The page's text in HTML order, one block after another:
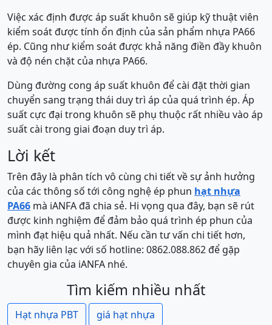
Việc xác định được áp suất khuôn sẽ giúp kỹ thuật viên
kiểm soát được tính ổn định của sản phẩm nhựa PA66
ép. Cũng như kiểm soát được khả năng điền đầy khuôn
và độ nén chặt của nhựa PA66.
Dùng đường cong áp suất khuôn để cài đặt thời gian
chuyển sang trạng thái duy trì áp của quá trình ép. Áp
suất cực đại trong khuôn sẽ phụ thuộc rất nhiều vào áp
suất cài trong giai đoạn duy trì áp.
Lời kết
Trên đây là phân tích vô cùng chi tiết về sự ảnh hưởng
của các thông số tới công nghệ ép phun hạt nhựa
PA66 mà iANFA đã chia sẻ. Hi vọng qua đây, bạn sẽ rút
được kinh nghiệm để đảm bảo quá trình ép phun của
mình đạt hiệu quả nhất. Nếu cần tư vấn chi tiết hơn,
bạn hãy liên lạc với số hotline: 0862.088.862 để gặp
chuyên gia của iANFA nhé.
Tìm kiếm nhiều nhất
Hạt nhựa PBT giá hạt nhựa